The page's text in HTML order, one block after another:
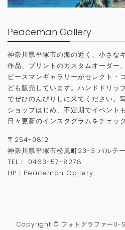
Peaceman Gallery
神奈川県平塚市の海の近く、小さな
作品、プリントのカスタムオーダー
ピースマンギャラリーがセレクト・
ども販売しています。ハンドドリッ
でぜひのんびりしに来てください。
ショップはじめ、不定期でイベント
日々更新のインスタグラムをチェッ
〒 254-0812
神奈川県平塚市松風町23-3 パルテ
TEL ：
0463-57-8278
HP： Peaceman Gallery
Copyright © フォトグラファーU-